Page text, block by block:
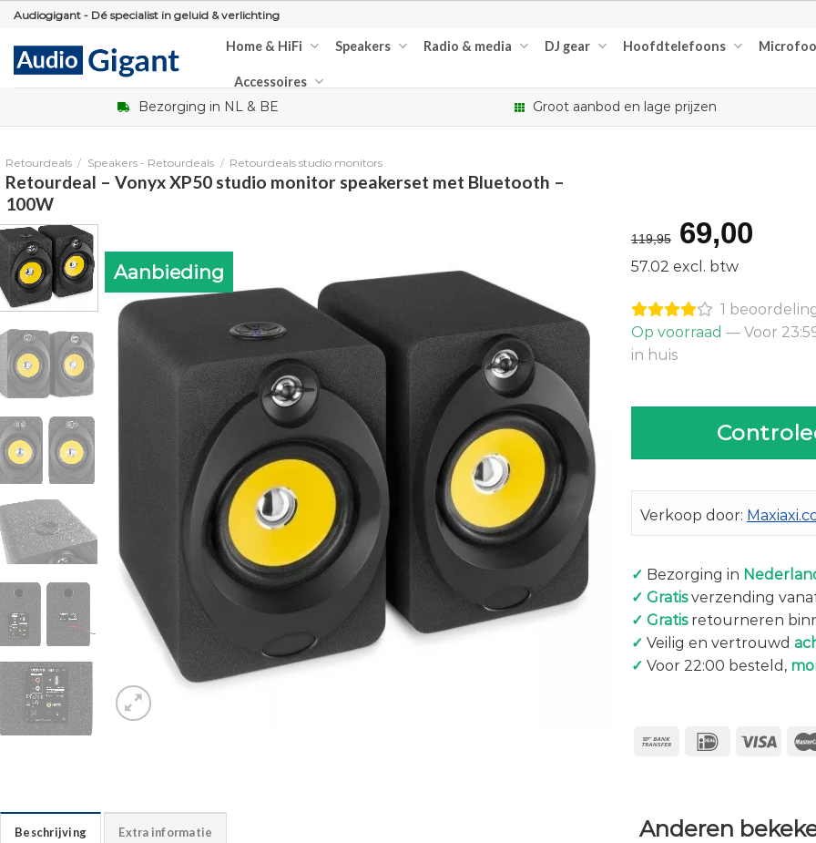
Skip
content
Audiogigant - Dé specialist in geluid & verlichting
Home & HiFi Speakers Radio & media DJ gear Hoofdtelefoons
Accessoires
Bezorging in NL & BE Groot aanbod en lage prijzen
Retourdeals / Speakers - Retourdeals / Retourdeals studio monitors
Retourdeal – Vonyx XP50 studio monitor speakerset met Bluetooth –
100W
Aanbieding
119,95
prijs
was:
€119,95.
69,00
57.02 excl. btw
1
Op voorraad — Voor
in huis
Verkoop door:
✓ Bezorging in
✓ Gratisverzending
✓ Gratisretourneren
✓ Veilig en vertrouwd
✓ Voor 22:00 besteld,
Beschrijving Extra informatie Anderen